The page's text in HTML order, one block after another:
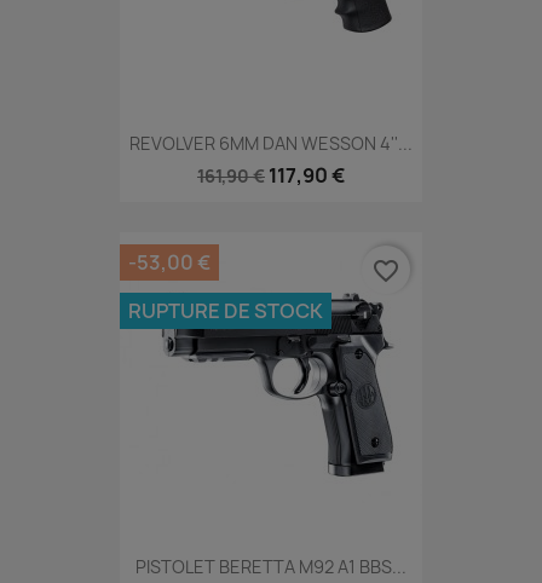
REVOLVER 6MM DAN WESSON 4''...
161,90 € 117,90 €
PISTOLET BERETTA M92 A1 BBS...
-53,00 €
RUPTURE DE STOCK
favorite_border